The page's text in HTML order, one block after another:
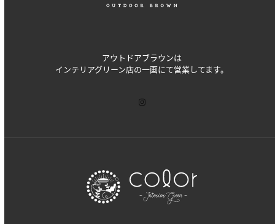
アウトドアブラウンは
インテリアグリーン店の一画にて営業してます。